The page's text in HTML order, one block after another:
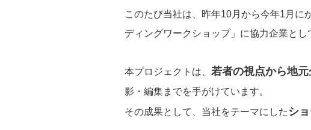
社員紹介
このたび当社は、昨年10月から今年1月に
ディングワークショップ」に協力企業とし
本プロジェクトは、 若者の視点から地
影・編集までを手がけています。
その成果として、当社をテーマにした シ